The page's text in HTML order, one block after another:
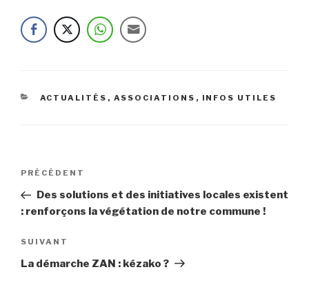
CATÉGORIES
ACTUALITÉS , ASSOCIATIONS , INFOS UTILES
Navigation
l’article
Article
précédent
PRÉCÉDENT
Des solutions et des initiatives locales existent
: renforçons la végétation de notre commune !
Article
suivant
SUIVANT
La démarche ZAN : kézako ?